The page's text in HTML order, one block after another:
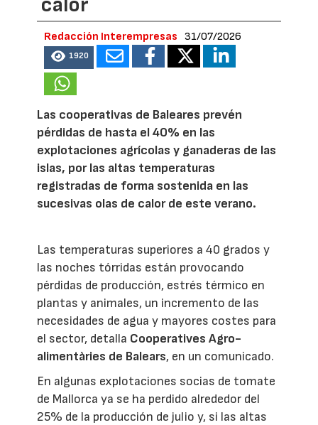
calor
Redacción Interempresas 31/07/2026
1920
Las cooperativas de Baleares prevén
pérdidas de hasta el 40% en las
explotaciones agrícolas y ganaderas de las
islas, por las altas temperaturas
registradas de forma sostenida en las
sucesivas olas de calor de este verano.
Las temperaturas superiores a 40 grados y
las noches tórridas están provocando
pérdidas de producción, estrés térmico en
plantas y animales, un incremento de las
necesidades de agua y mayores costes para
el sector, detalla Cooperatives Agro-
alimentàries de Balears, en un comunicado.
En algunas explotaciones socias de tomate
de Mallorca ya se ha perdido alrededor del
25% de la producción de julio y, si las altas